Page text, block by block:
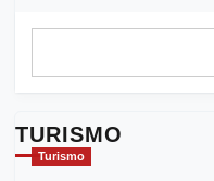
TURISMO
Turismo